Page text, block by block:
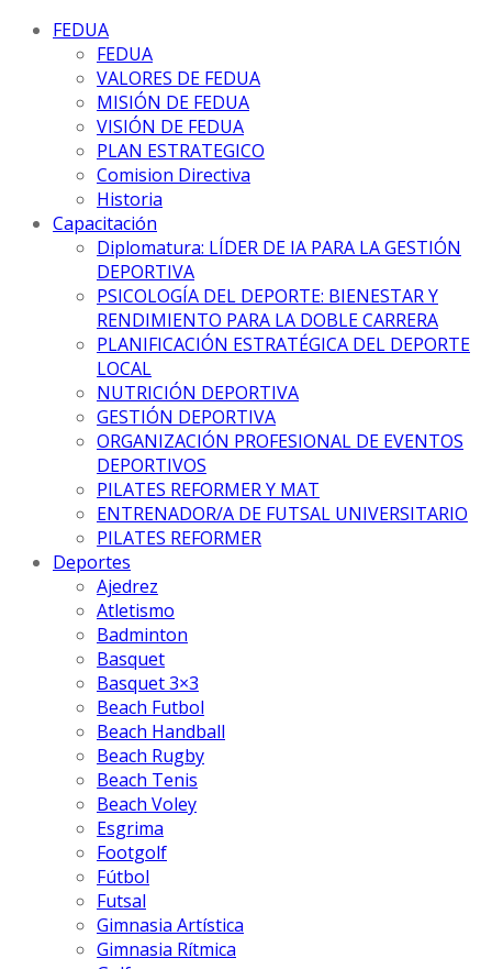
FEDUA
FEDUA
VALORES DE FEDUA
MISIÓN DE FEDUA
VISIÓN DE FEDUA
PLAN ESTRATEGICO
Comision Directiva
Historia
Capacitación
Diplomatura: LÍDER DE IA PARA LA GESTIÓN
DEPORTIVA
PSICOLOGÍA DEL DEPORTE: BIENESTAR Y
RENDIMIENTO PARA LA DOBLE CARRERA
PLANIFICACIÓN ESTRATÉGICA DEL DEPORTE
LOCAL
NUTRICIÓN DEPORTIVA
GESTIÓN DEPORTIVA
ORGANIZACIÓN PROFESIONAL DE EVENTOS
DEPORTIVOS
PILATES REFORMER Y MAT
ENTRENADOR/A DE FUTSAL UNIVERSITARIO
PILATES REFORMER
Deportes
Ajedrez
Atletismo
Badminton
Basquet
Basquet 3×3
Beach Futbol
Beach Handball
Beach Rugby
Beach Tenis
Beach Voley
Esgrima
Footgolf
Fútbol
Futsal
Gimnasia Artística
Gimnasia Rítmica